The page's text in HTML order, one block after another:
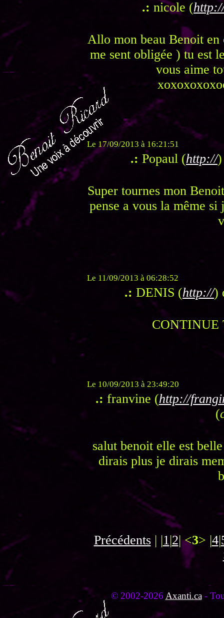
.: nicole (
Allo mon beau Benoit en
me sent obligée ) tu est
vous aime
Le 17/09/2013 à 16:21:51
.: Popaul (http://
Super tournes mon
pense a vous la même
Le 11/09/2013 à 06:28:52
.: DENIS (http://)
CONTINUE
Le 10/09/2013 à 23:49:20
.: franvine (http://
(
salut benoit elle est
dirais plus je dirais
Précédents| |1|2| <3> |4|
© 2002-2026 Axanti.ca-